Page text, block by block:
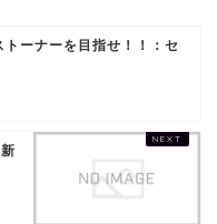
トーナーを目指せ！！：セ